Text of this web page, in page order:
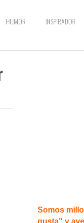
HUMOR INSPIRADOR
Somos
gusta" y